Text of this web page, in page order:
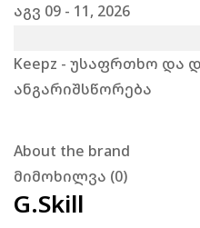
აგვ 09 - 11, 2026
Keepz - უსაფრთხო და
ანგარიშსწორება
About the brand
მიმოხილვა (0)
G.Skill